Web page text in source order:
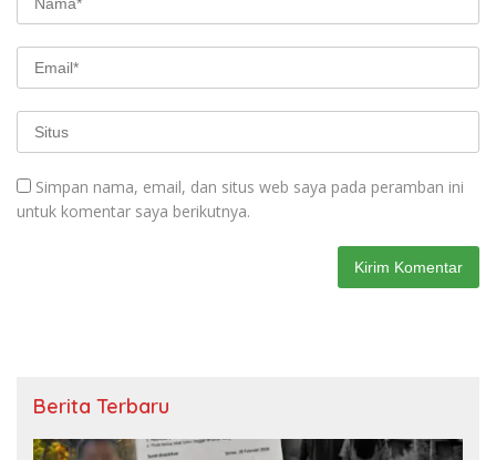
Simpan nama, email, dan situs web saya pada peramban ini
untuk komentar saya berikutnya.
Berita Terbaru